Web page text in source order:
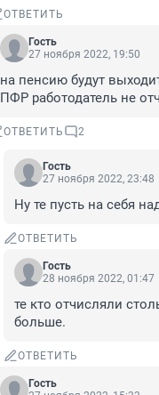
ОТВЕТИТЬ
Гость
27 ноября 2022, 19:50
на пенсию будут
ПФР работодатель не
ОТВЕТИТЬ 2
Гость
27 ноября 2022, 23:48
Ну те пусть на себя
ОТВЕТИТЬ
Гость
28 ноября 2022, 01:47
те кто отчисляли
больше.
ОТВЕТИТЬ
Гость